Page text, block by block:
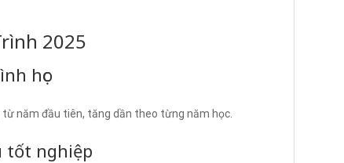
2025
học
năm đầu tiên, tăng dần theo từng năm học.
tốt nghiệp